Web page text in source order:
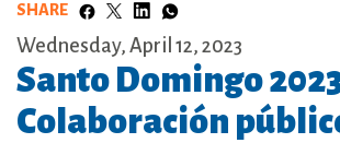
SHARE
Wednesday, April 12, 2023
Santo Domingo
Colaboración